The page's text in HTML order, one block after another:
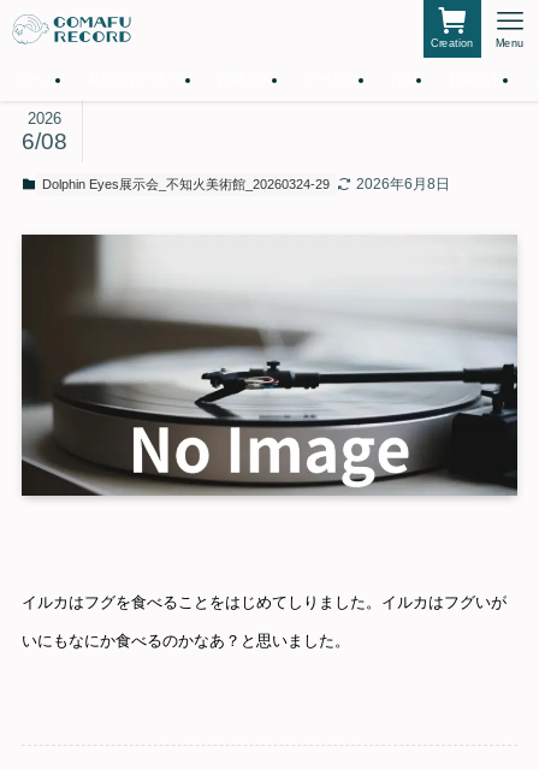
Creation Menu
ホーム 私たちについて 仲間たち サービス 作品 お知らせ
2026
6/08
Dolphin Eyes展示会_不知火美術館_20260324-29 2026年6月8日
イルカはフグを食べることをはじめてしりました。イルカはフグいが
いにもなにか食べるのかなあ？と思いました。